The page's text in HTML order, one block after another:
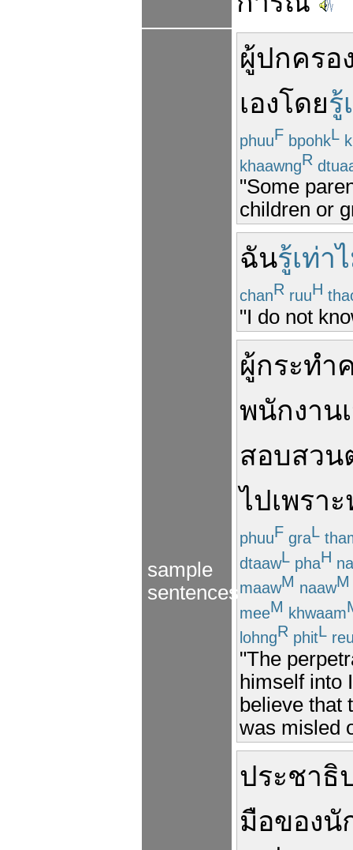
sample
sentences
ผู้ปกครอ
เองโดยรู้
phuuF bpohkL
khaawngR
"Some
children or
ฉันรู้เท่า
chanR ruuH
"I do not
ผู้กระทำ
พนักงาน
สอบสวน
ไปเพราะ
phuuF graL
dtaawL phaH
maawM naawM
meeM khwaam
lohngR phitL
"The
himself into
believe that
was misled
ประชาธิ
มือของนั